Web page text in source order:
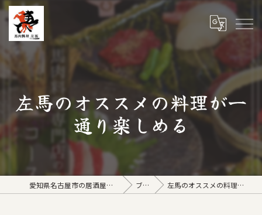
左馬のオススメの料理が一
通り楽しめる
愛知県名古屋市の居酒屋なら馬肉料理 左馬 ブログ 左馬のオススメの料理が一通り楽しめる